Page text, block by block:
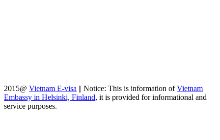
2015@ Vietnam E-visa || Notice: This is information ofVietnam
Embassy in Helsinki, Finland, it is provided for informational and
service purposes.